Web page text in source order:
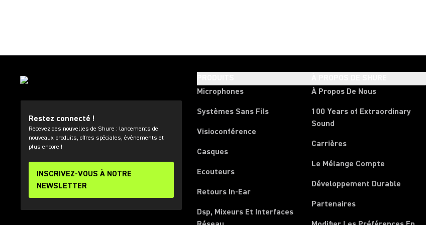
Restez connecté !
Recevez des nouvelles de Shure : lancements de
nouveaux produits, offres spéciales, événements et
plus encore !
INSCRIVEZ-VOUS À NOTRE
NEWSLETTER
Microphones
Systèmes Sans Fils
Visioconférence
Casques
Ecouteurs
Retours In-Ear
Dsp, Mixeurs Et Interfaces
À Propos De Nous
100 Years of Extraordinary
Sound
Carrières
Le Mélange Compte
Développement Durable
Partenaires